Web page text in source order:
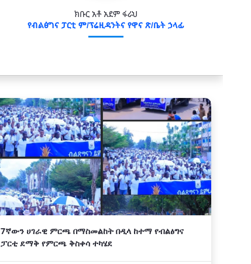
ክቡር አቶ አደም ፋራህ
የብልፅግና ፓርቲ ም/ፕሬዚዳንትና የዋና ጽ/ቤት ኃላፊ
7ኛውን ሀገራዊ ምርጫ በማስመልከት በዲላ ከተማ የብልፅግና
ፓርቲ ደማቅ የምርጫ ቅስቀሳ ተካሄደ